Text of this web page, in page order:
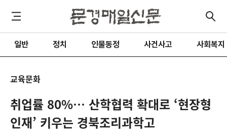
일반 정치 인물동정 사건사고 사회복지
교육문화
취업률 80%… 산학협력 확대로 ‘현장형
인재’ 키우는 경북조리과학고